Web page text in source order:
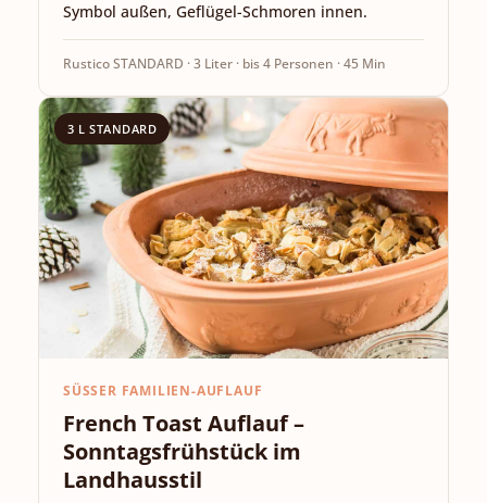
Symbol außen, Geflügel-Schmoren innen.
Rustico STANDARD · 3 Liter · bis 4 Personen · 45 Min
3 L STANDARD
SÜSSER FAMILIEN-AUFLAUF
French Toast Auflauf –
Sonntagsfrühstück im
Landhausstil